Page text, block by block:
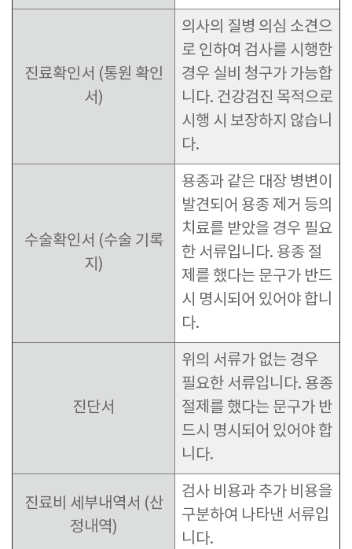
진료확인서 (통원 확인
서)
의사의 질병 의심 소견으
로 인하여 검사를 시행한
경우 실비 청구가 가능합
니다. 건강검진 목적으로
시행 시 보장하지 않습니
다.
수술확인서 (수술 기록
지)
용종과 같은 대장 병변이
발견되어 용종 제거 등의
치료를 받았을 경우 필요
한 서류입니다. 용종 절
제를 했다는 문구가 반드
시 명시되어 있어야 합니
다.
진단서
위의 서류가 없는 경우
필요한 서류입니다. 용종
절제를 했다는 문구가 반
드시 명시되어 있어야 합
니다.
진료비 세부내역서 (산
정내역)
검사 비용과 추가 비용을
구분하여 나타낸 서류입
니다.